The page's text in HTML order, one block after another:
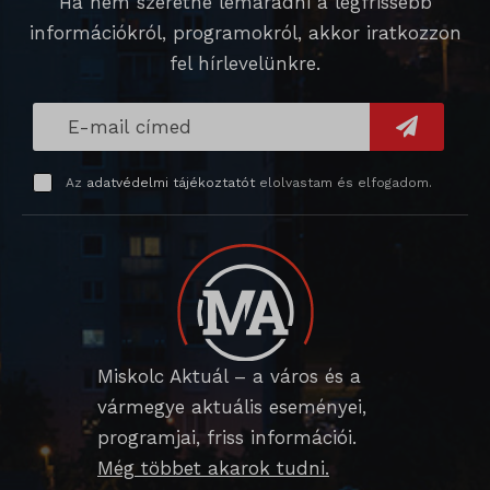
információkról, programokról, akkor iratkozzon
fel hírlevelünkre.
Az adatvédelmi tájékoztatótelolvastam és elfogadom.
Miskolc Aktuál – a város és a
vármegye aktuális eseményei,
programjai, friss információi.
Még többet akarok tudni.
wp-settings-time-*
mp_*_mixpanel
_dd_s
_qimei_i_3
cookieyes-consent
litespeed_qc_hide_banner